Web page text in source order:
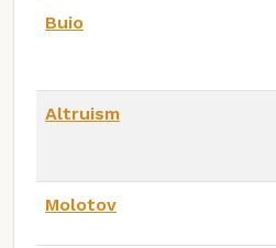
Buio
Altruism
Molotov